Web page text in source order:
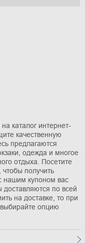
каталог интернет-
качественную
предлагаются
одежда и многое
отдыха. Посетите
получить
нашим купоном вас
доставляются по всей
на доставке, то при
опцию